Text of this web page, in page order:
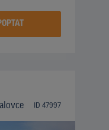
ID 47997